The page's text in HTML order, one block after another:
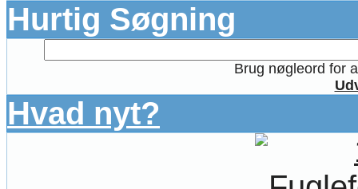
Hurtig Søgning
Brug nøgleord for
Hvad nyt?